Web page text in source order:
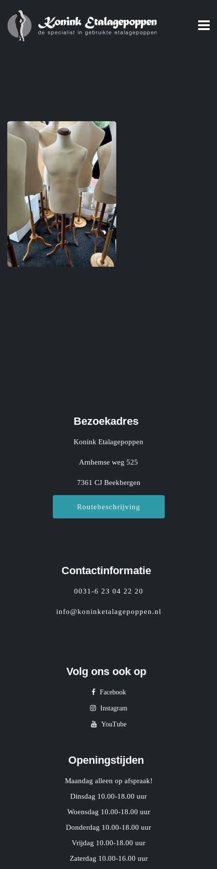
Bezoekadres
Konink Etalagepoppen
Arnhemse weg 525
7361 CJ Beekbergen
Routebeschrijving
Contactinformatie
0031-6 23 04 22 20
info@koninketalagepoppen.nl
Volg ons ook op
Facebook
Instagram
YouTube
Openingstijden
Maandag alleen op afspraak!
Dinsdag 10.00-18.00 uur
Woensdag 10.00-18.00 uur
Donderdag 10.00-18.00 uur
Vrijdag 10.00-18.00 uur
Zaterdag 10.00-16.00 uur